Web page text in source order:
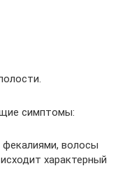
симптомы:
фекалиями, волосы
характерный